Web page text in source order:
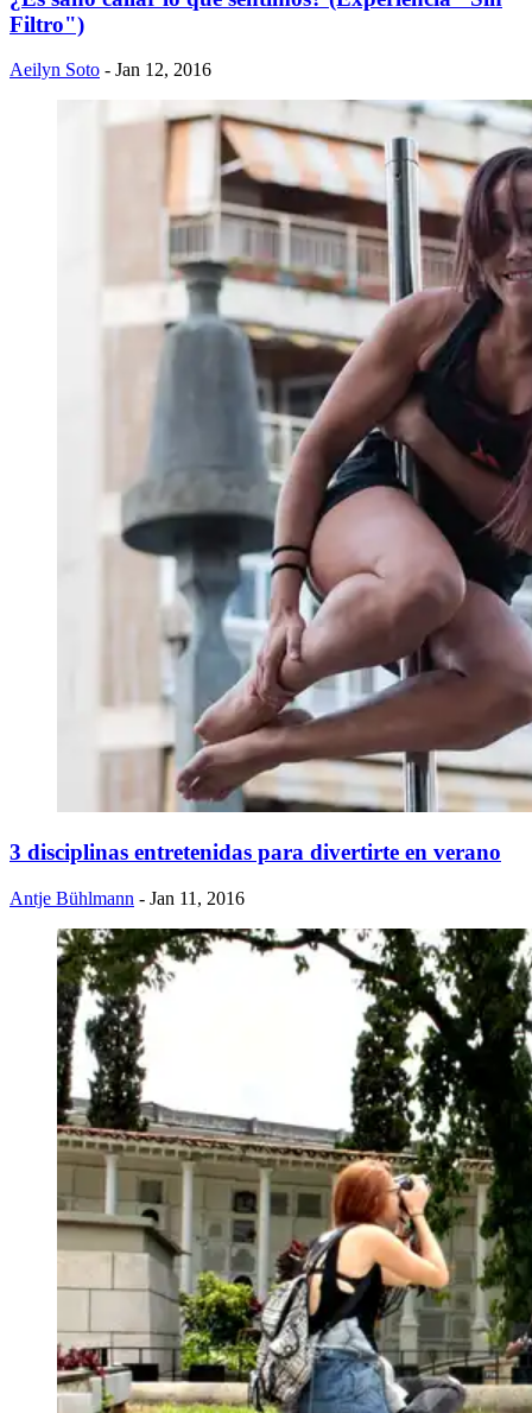
Filtro")
Aeilyn Soto - Jan 12, 2016
3 disciplinas entretenidas para divertirte en verano
Antje Bühlmann - Jan 11, 2016